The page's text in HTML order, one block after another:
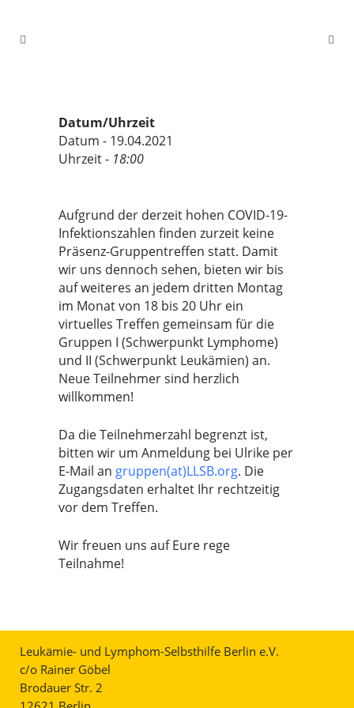
Datum/Uhrzeit
Datum - 19.04.2021
Uhrzeit - 18:00
Aufgrund der derzeit hohen COVID-19-
Infektionszahlen finden zurzeit keine
Präsenz-Gruppentreffen statt. Damit
wir uns dennoch sehen, bieten wir bis
auf weiteres an jedem dritten Montag
im Monat von 18 bis 20 Uhr ein
virtuelles Treffen gemeinsam für die
Gruppen I (Schwerpunkt Lymphome)
und II (Schwerpunkt Leukämien) an.
Neue Teilnehmer sind herzlich
willkommen!
Da die Teilnehmerzahl begrenzt ist,
bitten wir um Anmeldung bei Ulrike per
E-Mail an gruppen(at)LLSB.org. Die
Zugangsdaten erhaltet Ihr rechtzeitig
vor dem Treffen.
Wir freuen uns auf Eure rege
Teilnahme!
Leukämie- und Lymphom-Selbsthilfe Berlin e.V.
c/o Rainer Göbel
Brodauer Str. 2